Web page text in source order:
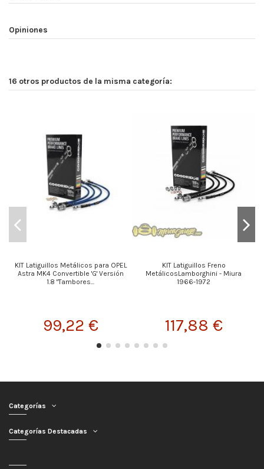
Opiniones
16 otros productos de la misma categoría:
KIT Latiguillos Metálicos para OPEL
Astra MK4 Convertible 'G' Versión
1.8 "Tambores...
99,22 €
KIT Latiguillos Freno
MetálicosLamborghini - Miura
1966-1972
117,88 €
Categorías
Categorías Destacadas